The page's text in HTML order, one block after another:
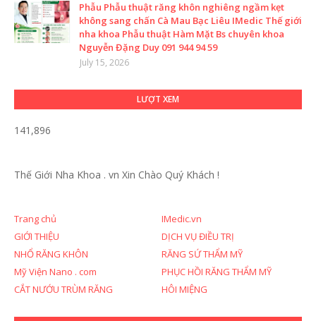
Phẫu Phẫu thuật răng khôn nghiêng ngầm kẹt
không sang chấn Cà Mau Bạc Liêu IMedic Thế giới
nha khoa Phẫu thuật Hàm Mặt Bs chuyên khoa
Nguyễn Đặng Duy 091 944 94 59
July 15, 2026
LƯỢT XEM
141,896
Thế Giới Nha Khoa . vn Xin Chào Quý Khách !
Trang chủ
IMedic.vn
GIỚI THIỆU
DỊCH VỤ ĐIỀU TRỊ
NHỔ RĂNG KHÔN
RĂNG SỨ THẨM MỸ
Mỹ Viện Nano . com
PHỤC HỒI RĂNG THẨM MỸ
CẮT NƯỚU TRÙM RĂNG
HÔI MIỆNG